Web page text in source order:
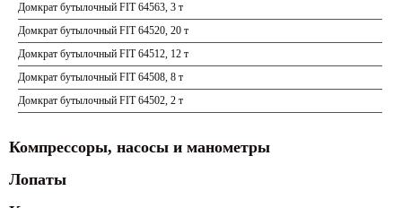
Домкрат бутылочный FIT 64563, 3 т
Домкрат бутылочный FIT 64520, 20 т
Домкрат бутылочный FIT 64512, 12 т
Домкрат бутылочный FIT 64508, 8 т
Домкрат бутылочный FIT 64502, 2 т
Компрессоры, насосы и манометры
Лопаты